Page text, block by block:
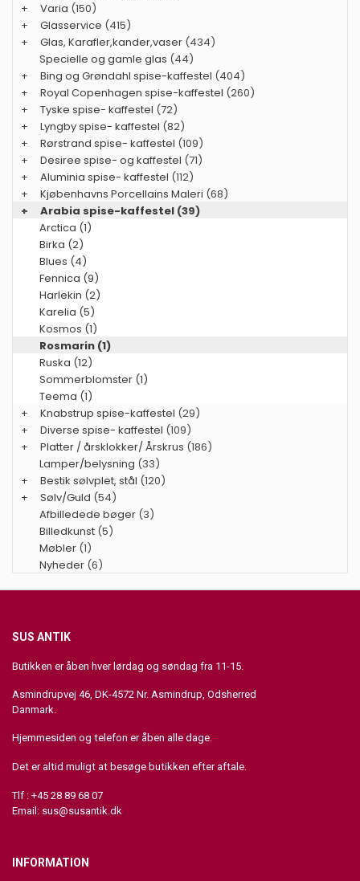
+
Varia (150)
+
Glasservice (415)
+
Glas, Karafler,kander,vaser (434)
Specielle og gamle glas (44)
+
Bing og Grøndahl spise-kaffestel (404)
+
Royal Copenhagen spise-kaffestel (260)
+
Tyske spise- kaffestel (72)
+
Lyngby spise- kaffestel (82)
+
Rørstrand spise- kaffestel (109)
+
Desiree spise- og kaffestel (71)
+
Aluminia spise- kaffestel (112)
+
Kjøbenhavns Porcellains Maleri (68)
+
Arabia spise-kaffestel (39)
Arctica (1)
Birka (2)
Blues (4)
Fennica (9)
Harlekin (2)
Karelia (5)
Kosmos (1)
Rosmarin (1)
Ruska (12)
Sommerblomster (1)
Teema (1)
+
Knabstrup spise-kaffestel (29)
+
Diverse spise- kaffestel (109)
+
Platter / årsklokker/ Årskrus (186)
Lamper/belysning (33)
+
Bestik sølvplet, stål (120)
+
Sølv/Guld (54)
Afbilledede bøger (3)
Billedkunst (5)
Møbler (1)
Nyheder (6)
SUS ANTIK
Butikken er åben hver lørdag og søndag fra 11-15.
Asmindrupvej 46, DK-4572 Nr. Asmindrup, Odsherred
Danmark.
Hjemmesiden og telefon er åben alle dage.
Det er altid muligt at besøge butikken efter aftale.
Tlf : +45 28 89 68 07
Email: sus@susantik.dk
INFORMATION